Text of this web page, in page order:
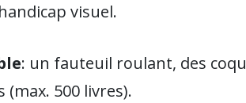
visuel.
: un fauteuil roulant, des
500 livres).